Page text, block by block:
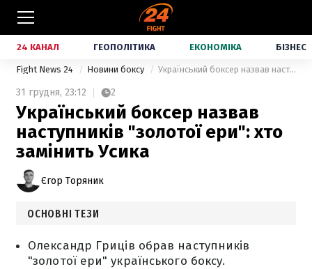
24 КАНАЛ ГЕОПОЛІТИКА ЕКОНОМІКА БІЗНЕС
Fight News 24 Новини боксу Український боксер назвав наступників "золотої ери": хто замінить Усика
31 грудня, 23:12 2
Український боксер назвав
наступників "золотої ери": хто
замінить Усика
Єгор Торяник
ОСНОВНІ ТЕЗИ
Олександр Гриців обрав наступників
"золотої ери" українського боксу.